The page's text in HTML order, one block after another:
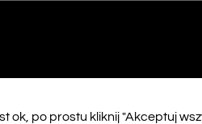
ok, po prostu kliknij "Akceptuj